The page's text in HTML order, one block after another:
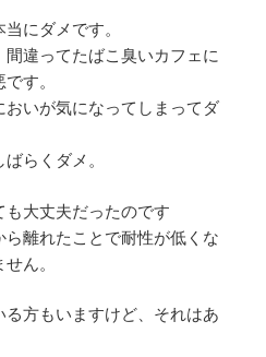
にダメです。
違ってたばこ臭いカフェに
す。
いが気になってしまってダ
らくダメ。
大丈夫だったのです
離れたことで耐性が低くな
ん。
方もいますけど、それはあ